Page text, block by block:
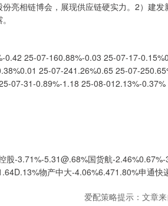
相链博会，展现供应链硬实力。2）建发
0.42 25-07-160.88%-0.03 25-07-17-
25-07-241.26%0.65 25-07-
07-31-0.89%-1.18 25-08-012.13%-0.37%
股-3.71%-5.31@.68%国货航-
物产中大-4.06%6.471.80%申通快
爱配策略提示：文章